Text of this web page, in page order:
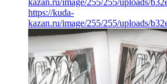
https://kuda-
kazan.ru/image/255/255/uploads/